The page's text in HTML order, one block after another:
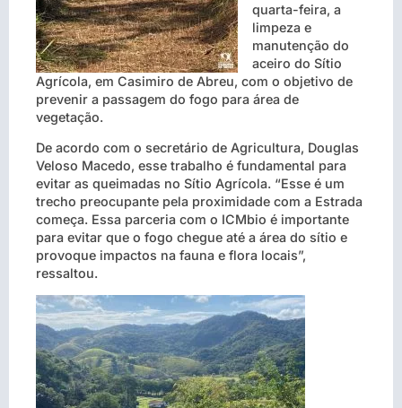
quarta-feira, a
limpeza e
manutenção do
aceiro do Sítio
Agrícola, em Casimiro de Abreu, com o objetivo de
prevenir a passagem do fogo para área de
vegetação.
De acordo com o secretário de Agricultura, Douglas
Veloso Macedo, esse trabalho é fundamental para
evitar as queimadas no Sítio Agrícola. “Esse é um
trecho preocupante pela proximidade com a Estrada
começa. Essa parceria com o ICMbio é importante
para evitar que o fogo chegue até a área do sítio e
provoque impactos na fauna e flora locais”,
ressaltou.